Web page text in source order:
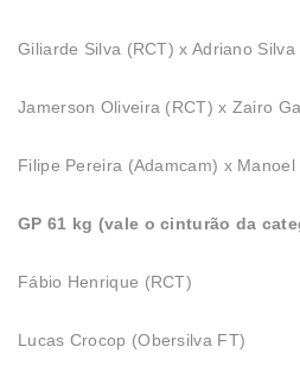
Giliarde Silva (RCT) x Adriano
Jamerson Oliveira (RCT) x Zairo
Filipe Pereira (Adamcam) x Manoel
GP 61 kg (vale o cinturão da
Fábio Henrique (RCT)
Lucas Crocop (Obersilva FT)